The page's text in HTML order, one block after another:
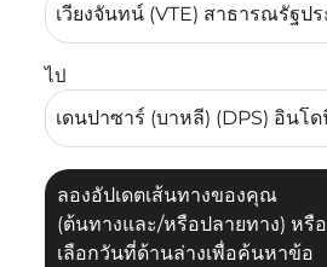
ไป
ลองอัปเดตเส้นทางของคุณ
(ต้นทางและ/หรือปลายทาง) หรือ
เลือกวันที่ด้านล่างเพื่อค้นหาข้อ